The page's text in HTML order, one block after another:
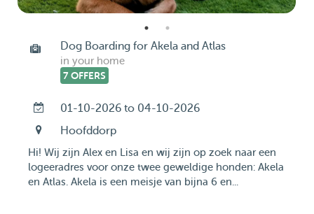
Dog Boarding for Akela and Atlas
in your home
7 OFFERS
01-10-2026 to 04-10-2026
Hoofddorp
Hi! Wij zijn Alex en Lisa en wij zijn op zoek naar een
logeeradres voor onze twee geweldige honden: Akela
en Atlas. Akela is een meisje van bijna 6 en...